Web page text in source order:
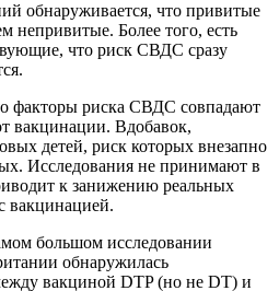
обнаруживается, что привитые
Более того, есть
что риск СВДС сразу
факторы риска СВДС совпадают
вакцинации. Вдобавок,
детей, риск которых внезапно
Исследования не принимают в
к занижению реальных
вакцинацией.
большом исследовании
обнаружилась
вакциной DTP (но не DT) и